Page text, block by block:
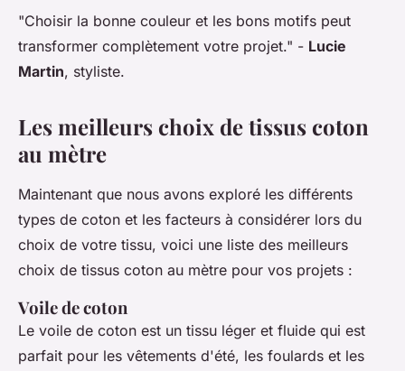
"Choisir la bonne couleur et les bons motifs peut
transformer complètement votre projet." - Lucie
Martin, styliste.
Les meilleurs choix de tissus coton
au mètre
Maintenant que nous avons exploré les différents
types de coton et les facteurs à considérer lors du
choix de votre tissu, voici une liste des meilleurs
choix de tissus coton au mètre pour vos projets :
Voile de coton
Le voile de coton est un tissu léger et fluide qui est
parfait pour les vêtements d'été, les foulards et les